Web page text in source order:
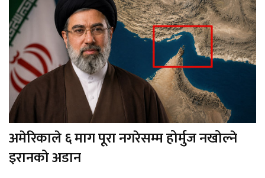
अमेरिकाले ६ माग पूरा नगरेसम्म होर्मुज नखोल्ने
इरानको अडान